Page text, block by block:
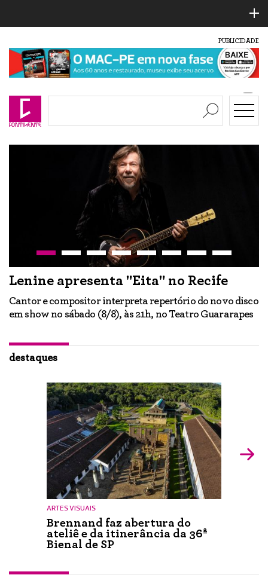
PUBLICIDADE
Lenine apresenta "Eita" no Recife
Cantor e compositor interpreta repertório do novo disco
em show no sábado (8/8), às 21h, no Teatro Guararapes
destaques
ARTES VISUAIS
Brennand faz abertura do
ateliê e da itinerância da 36ª
Bienal de SP